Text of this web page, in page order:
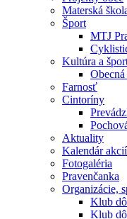
Materská
Šport
MTJ
Kultúra a
Farnosť
Cintoríny
Aktuality
Kalendár akcií
Fotogaléria
Pravenčanka
Organizácie,
Klub
Klub